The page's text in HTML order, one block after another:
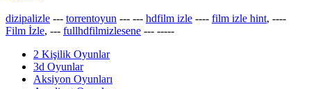
dizipalizle --- torrentoyun --- --- hdfilm izle ---- film izle hint, ----
Film İzle, --- fullhdfilmizlesene --- -----
2 Kişilik Oyunlar
3d Oyunlar
Aksiyon Oyunları